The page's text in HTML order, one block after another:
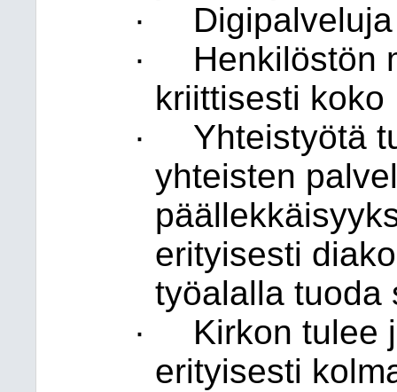
·
·
Henkilöstön
kriittisesti
·
Yhteistyötä
yhteisten
erityisesti
työalalla tuoda
·
Kirkon tulee
erityisesti